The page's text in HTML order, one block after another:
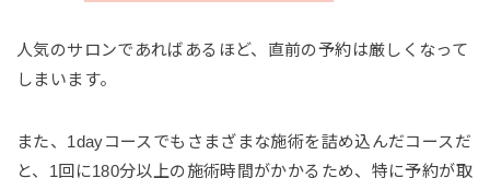
人気のサロンであればあるほど、直前の予約は厳しくなって
しまいます。
また、1dayコースでもさまざまな施術を詰め込んだコースだ
と、1回に180分以上の施術時間がかかるため、特に予約が取